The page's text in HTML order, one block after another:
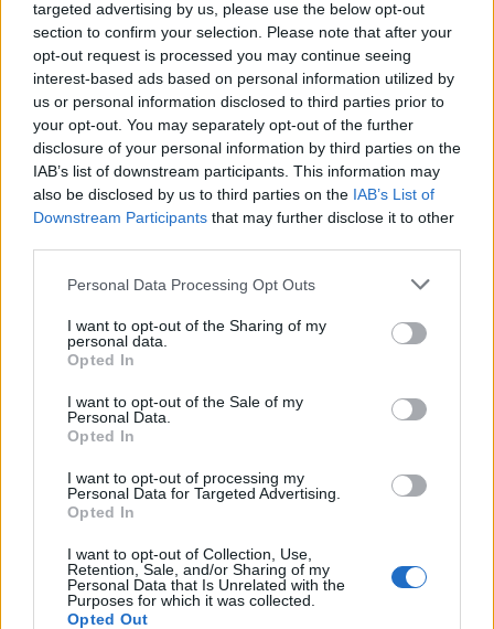
targeted advertising by us, please use the below opt-out
section to confirm your selection. Please note that after your
opt-out request is processed you may continue seeing
interest-based ads based on personal information utilized by
us or personal information disclosed to third parties prior to
your opt-out. You may separately opt-out of the further
disclosure of your personal information by third parties on the
IAB’s list of downstream participants. This information may
also be disclosed by us to third parties on the IAB’s List of
Downstream Participants that may further disclose it to other
Personal Data Processing Opt Outs
I want to opt-out of the Sharing of my
personal data.
Opted In
I want to opt-out of the Sale of my
Personal Data.
Opted In
I want to opt-out of processing my
Personal Data for Targeted Advertising.
Opted In
I want to opt-out of Collection, Use,
Retention, Sale, and/or Sharing of my
Personal Data that Is Unrelated with the
Purposes for which it was collected.
Opted Out
het cijferπ
π ) met de formule:
A = C
d
4
A=Cd4
Informatie over de oppervlakte
cirkel calculator
diameter, omtrek of straal van een cirkel te berekenen.
Bronnen en meer informatie